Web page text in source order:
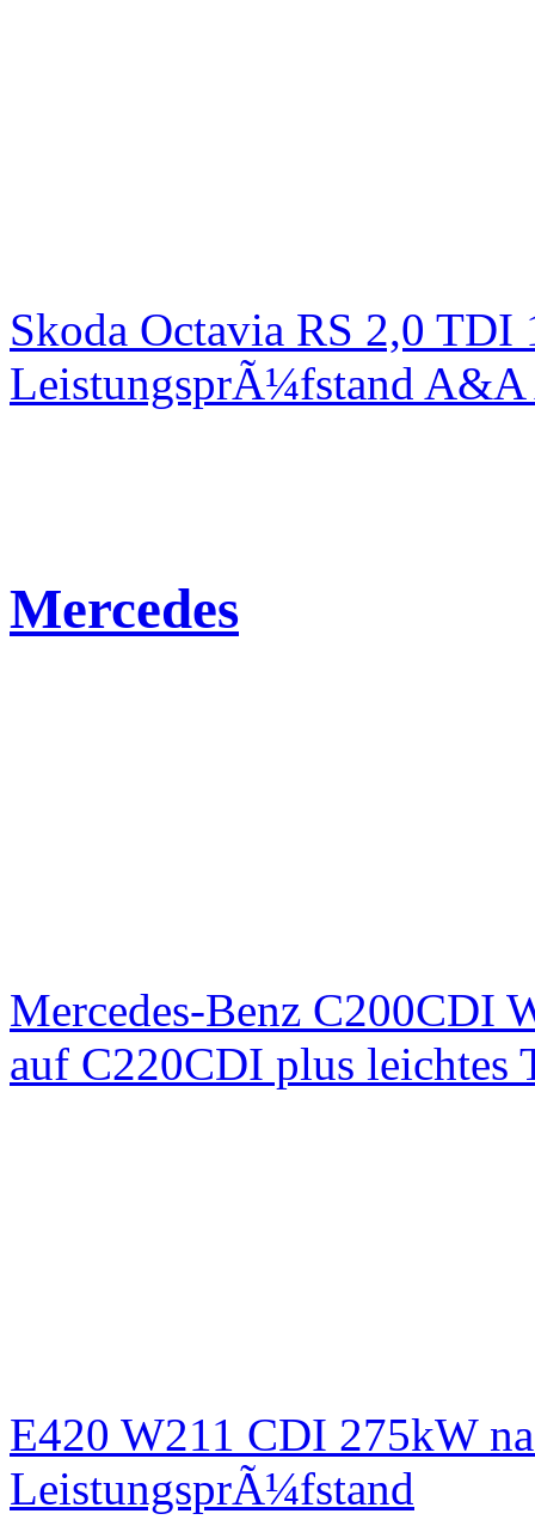
Skoda Octavia RS 2,0
LeistungsprÃ¼fstand
Mercedes
Mercedes-Benz C200CDI
auf C220CDI plus
E420 W211 CDI 275kW
LeistungsprÃ¼fstand